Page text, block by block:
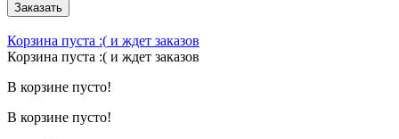
Заказать
Корзина пуста :( и ждет заказов
Корзина пуста :( и ждет заказов
В корзине пусто!
В корзине пусто!